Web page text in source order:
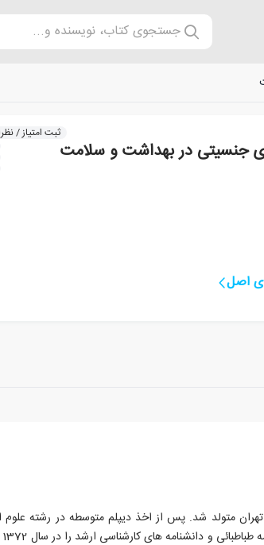
جستجوی کتاب، نویسنده و...
ثبت امتیاز / نظر
جنسیتی در بهداشت و سلامت
اصل